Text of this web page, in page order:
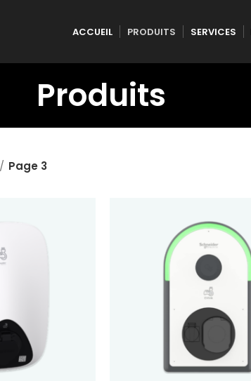
ACCUEIL PRODUITS SERVICES
Produits
Page 3